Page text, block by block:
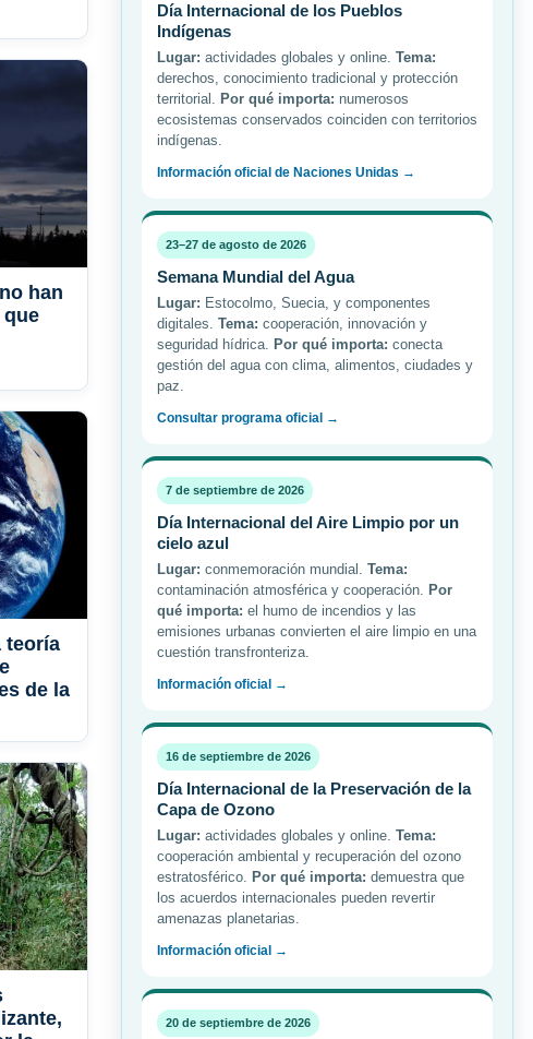
han
que
teoría
de la
Día Internacional de los Pueblos
Indígenas
Lugar: actividades globales y online. Tema:
derechos, conocimiento tradicional y protección
territorial. Por qué importa: numerosos
ecosistemas conservados coinciden con territorios
indígenas.
Información oficial de Naciones Unidas →
23–27 de agosto de 2026
Semana Mundial del Agua
Lugar: Estocolmo, Suecia, y componentes
digitales. Tema: cooperación, innovación y
seguridad hídrica. Por qué importa: conecta
gestión del agua con clima, alimentos, ciudades y
paz.
Consultar programa oficial →
7 de septiembre de 2026
Día Internacional del Aire Limpio por un
cielo azul
Lugar: conmemoración mundial. Tema:
contaminación atmosférica y cooperación. Por
qué importa: el humo de incendios y las
emisiones urbanas convierten el aire limpio en una
cuestión transfronteriza.
Información oficial →
16 de septiembre de 2026
Día Internacional de la Preservación de la
Capa de Ozono
Lugar: actividades globales y online. Tema:
cooperación ambiental y recuperación del ozono
estratosférico. Por qué importa: demuestra que
los acuerdos internacionales pueden revertir
amenazas planetarias.
Información oficial →
20 de septiembre de 2026